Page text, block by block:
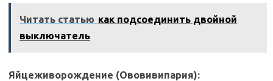
Читать статью как подсоединить двойной
выключатель
Яйцеживорождение (Ововивипария):